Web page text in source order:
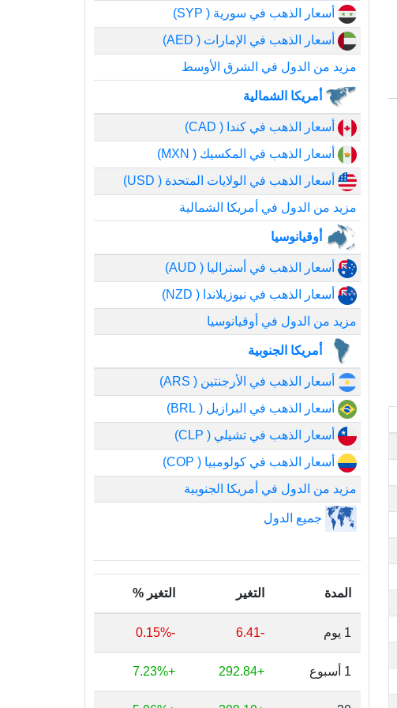
أسعار الذهب في سورية ( SYP)
أسعار الذهب في الإمارات ( AED)
مزيد من الدول في الشرق الأوسط
أمريكا الشمالية
أسعار الذهب في كندا ( CAD)
أسعار الذهب في المكسيك ( MXN)
أسعار الذهب في الولايات المتحدة ( USD)
مزيد من الدول في أمريكا الشمالية
أوقيانوسيا
أسعار الذهب في أستراليا ( AUD)
أسعار الذهب في نيوزيلاندا ( NZD)
مزيد من الدول في أوقيانوسيا
أمريكا الجنوبية
أسعار الذهب في الأرجنتين ( ARS)
أسعار الذهب في البرازيل ( BRL)
أسعار الذهب في تشيلي ( CLP)
أسعار الذهب في كولومبيا ( COP)
مزيد من الدول في أمريكا الجنوبية
جميع الدول
المدة التغير التغير %
1 يوم -6.41
-0.15%
1 أسبوع +292.84
+7.23%